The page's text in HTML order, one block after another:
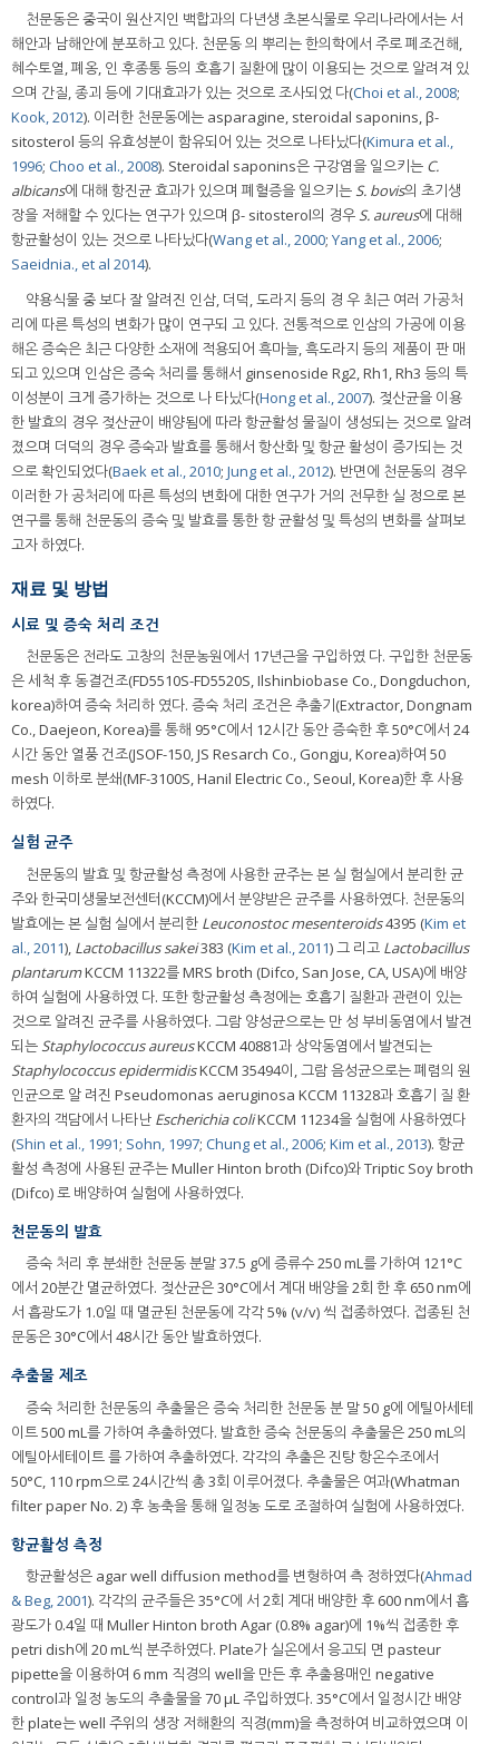
천문동은 중국이 원산지인 백합과의 다년생 초본식물로 우리나라에서는 서
해안과 남해안에 분포하고 있다. 천문동 의 뿌리는 한의학에서 주로 폐조건해,
혜수토열, 폐옹, 인 후종통 등의 호흡기 질환에 많이 이용되는 것으로 알려져 있
으며 간질, 종괴 등에 기대효과가 있는 것으로 조사되었 다(Choi et al., 2008;
Kook, 2012). 이러한 천문동에는 asparagine, steroidal saponins, β-
sitosterol 등의 유효성분이 함유되어 있는 것으로 나타났다(Kimura et al.,
1996; Choo et al., 2008). Steroidal saponins은 구강염을 일으키는 C.
albicans에 대해 항진균 효과가 있으며 폐혈증을 일으키는 S. bovis의 초기생
장을 저해할 수 있다는 연구가 있으며 β- sitosterol의 경우 S. aureus에 대해
항균활성이 있는 것으로 나타났다(Wang et al., 2000; Yang et al., 2006;
Saeidnia., et al 2014).
약용식물 중 보다 잘 알려진 인삼, 더덕, 도라지 등의 경 우 최근 여러 가공처
리에 따른 특성의 변화가 많이 연구되 고 있다. 전통적으로 인삼의 가공에 이용
해온 증숙은 최근 다양한 소재에 적용되어 흑마늘, 흑도라지 등의 제품이 판 매
되고 있으며 인삼은 증숙 처리를 통해서 ginsenoside Rg2, Rh1, Rh3 등의 특
이성분이 크게 증가하는 것으로 나 타났다(Hong et al., 2007). 젖산균을 이용
한 발효의 경우 젖산균이 배양됨에 따라 항균활성 물질이 생성되는 것으로 알려
졌으며 더덕의 경우 증숙과 발효를 통해서 항산화 및 항균 활성이 증가되는 것
으로 확인되었다(Baek et al., 2010; Jung et al., 2012). 반면에 천문동의 경우
이러한 가 공처리에 따른 특성의 변화에 대한 연구가 거의 전무한 실 정으로 본
연구를 통해 천문동의 증숙 및 발효를 통한 항 균활성 및 특성의 변화를 살펴보
고자 하였다.
재료 및 방법
시료 및 증숙 처리 조건
천문동은 전라도 고창의 천문농원에서 17년근을 구입하였 다. 구입한 천문동
은 세척 후 동결건조(FD5510S-FD5520S, Ilshinbiobase Co., Dongduchon,
korea)하여 증숙 처리하 였다. 증숙 처리 조건은 추출기(Extractor, Dongnam
Co., Daejeon, Korea)를 통해 95°C에서 12시간 동안 증숙한 후 50°C에서 24
시간 동안 열풍 건조(JSOF-150, JS Resarch Co., Gongju, Korea)하여 50
mesh 이하로 분쇄(MF-3100S, Hanil Electric Co., Seoul, Korea)한 후 사용
하였다.
실험 균주
천문동의 발효 및 항균활성 측정에 사용한 균주는 본 실 험실에서 분리한 균
주와 한국미생물보전센터(KCCM)에서 분양받은 균주를 사용하였다. 천문동의
발효에는 본 실험 실에서 분리한 Leuconostoc mesenteroids4395 (Kim et
al., 2011), Lactobacillus sakei383 (Kim et al., 2011) 그 리고 Lactobacillus
plantarumKCCM 11322를 MRS broth (Difco, San Jose, CA, USA)에 배양
하여 실험에 사용하였 다. 또한 항균활성 측정에는 호흡기 질환과 관련이 있는
것으로 알려진 균주를 사용하였다. 그람 양성균으로는 만 성 부비동염에서 발견
되는 Staphylococcus aureusKCCM 40881과 상악동염에서 발견되는
Staphylococcus epidermidisKCCM 35494이, 그람 음성균으로는 폐렴의 원
인균으로 알 려진 Pseudomonas aeruginosa KCCM 11328과 호흡기 질 환
환자의 객담에서 나타난 Escherichia coliKCCM 11234을 실험에 사용하였다
(Shin et al., 1991; Sohn, 1997; Chung et al., 2006; Kim et al., 2013). 항균
활성 측정에 사용된 균주는 Muller Hinton broth (Difco)와 Triptic Soy broth
(Difco) 로 배양하여 실험에 사용하였다.
천문동의 발효
증숙 처리 후 분쇄한 천문동 분말 37.5 g에 증류수 250 mL를 가하여 121°C
에서 20분간 멸균하였다. 젖산균은 30°C에서 계대 배양을 2회 한 후 650 nm에
서 흡광도가 1.0일 때 멸균된 천문동에 각각 5% (v/v) 씩 접종하였다. 접종된 천
문동은 30°C에서 48시간 동안 발효하였다.
추출물 제조
증숙 처리한 천문동의 추출물은 증숙 처리한 천문동 분 말 50 g에 에틸아세테
이트 500 mL를 가하여 추출하였다. 발효한 증숙 천문동의 추출물은 250 mL의
에틸아세테이트 를 가하여 추출하였다. 각각의 추출은 진탕 항온수조에서
50°C, 110 rpm으로 24시간씩 총 3회 이루어졌다. 추출물은 여과(Whatman
filter paper No. 2) 후 농축을 통해 일정농 도로 조절하여 실험에 사용하였다.
항균활성 측정
항균활성은 agar well diffusion method를 변형하여 측 정하였다(Ahmad
& Beg, 2001). 각각의 균주들은 35°C에 서 2회 계대 배양한 후 600 nm에서 흡
광도가 0.4일 때 Muller Hinton broth Agar (0.8% agar)에 1%씩 접종한 후
petri dish에 20 mL씩 분주하였다. Plate가 실온에서 응고되 면 pasteur
pipette을 이용하여 6 mm 직경의 well을 만든 후 추출용매인 negative
control과 일정 농도의 추출물을 70 μL 주입하였다. 35°C에서 일정시간 배양
한 plate는 well 주위의 생장 저해환의 직경(mm)을 측정하여 비교하였으며 이